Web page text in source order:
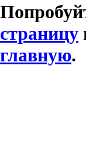
страницу
главную.